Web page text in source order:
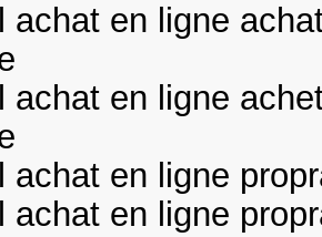
achat en ligne
achat en ligne
achat en ligne
achat en ligne